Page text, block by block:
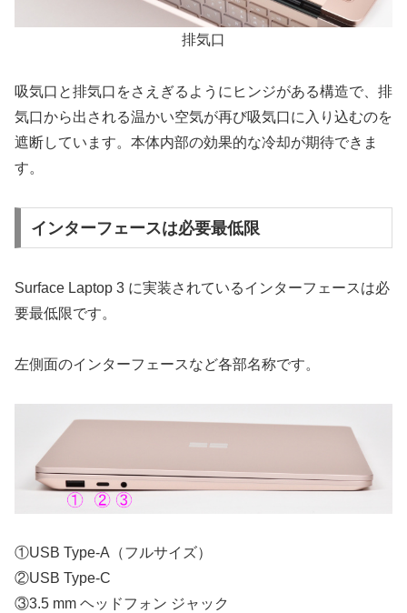
排気口
吸気口と排気口をさえぎるようにヒンジがある構造で、排
気口から出される温かい空気が再び吸気口に入り込むのを
遮断しています。本体内部の効果的な冷却が期待できま
す。
インターフェースは必要最低限
Surface Laptop 3 に実装されているインターフェースは必
要最低限です。
左側面のインターフェースなど各部名称です。
①USB Type-A（フルサイズ）
②USB Type-C
③3.5 mm ヘッドフォン ジャック